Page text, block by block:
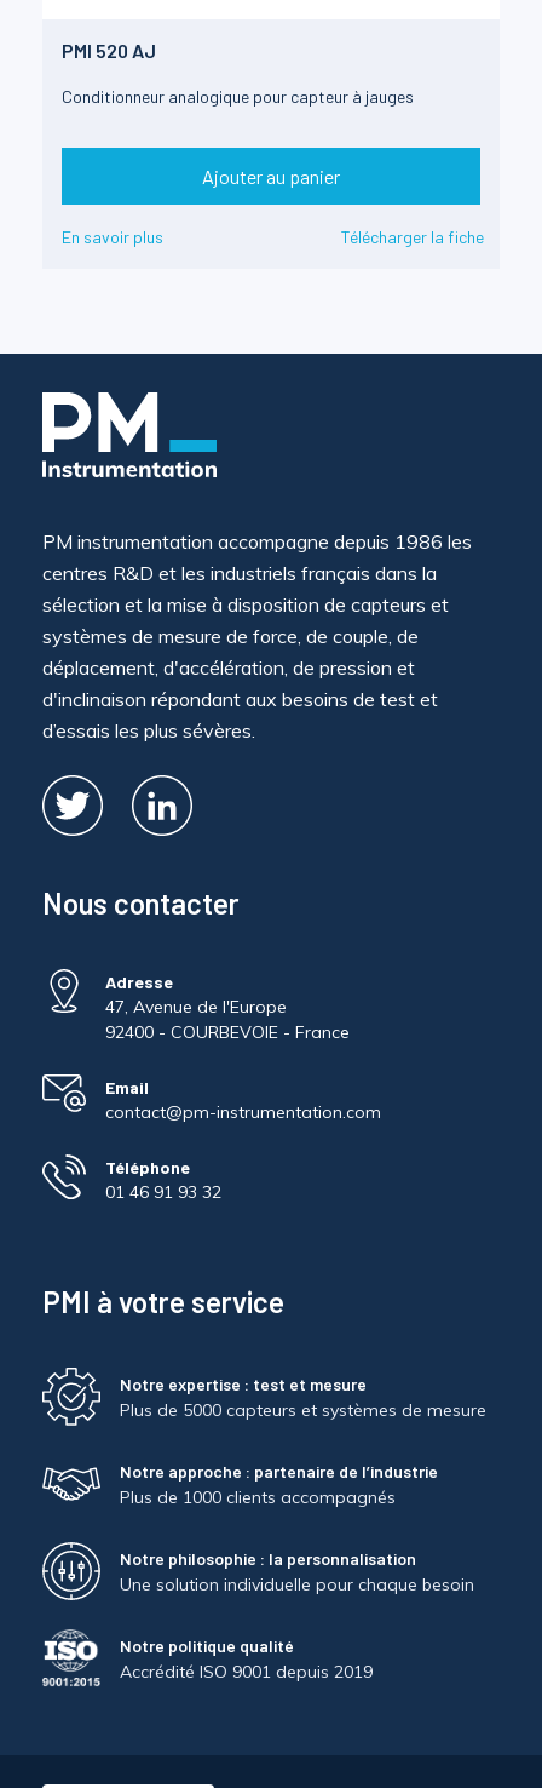
PMI 520 AJ
Conditionneur analogique pour capteur à jauges
Ajouter au panier
En savoir plus Télécharger la fiche
PM instrumentation accompagne depuis 1986 les
centres R&D et les industriels français dans la
sélection et la mise à disposition de capteurs et
systèmes de mesure de force, de couple, de
déplacement, d'accélération, de pression et
d'inclinaison répondant aux besoins de test et
d’essais les plus sévères.
Nous contacter
Adresse
47, Avenue de l'Europe
92400 - COURBEVOIE - France
Email
contact@pm-instrumentation.com
Téléphone
01 46 91 93 32
PMI à votre service
Notre expertise : test et mesure
Plus de 5000 capteurs et systèmes de mesure
Notre approche : partenaire de l’industrie
Plus de 1000 clients accompagnés
Notre philosophie : la personnalisation
Une solution individuelle pour chaque besoin
Notre politique qualité
Accrédité ISO 9001 depuis 2019